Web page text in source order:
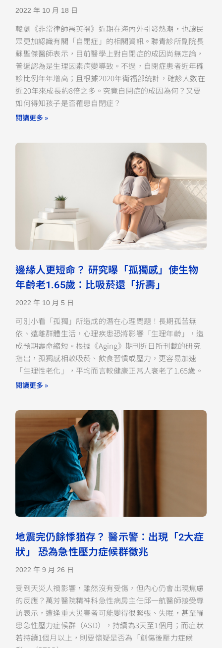
2022 年 10 月 18 日
韓劇《非常律師禹英禑》近期在海內外引發熱潮，也讓民
眾更加認識有關「自閉症」的相關資訊。聯青診所副院長
蘇聖傑醫師表示，目前醫學上對自閉症的成因尚無定論，
普遍認為是生理因素病變導致。不過，自閉症患者近年確
診比例年年增高；且根據2020年衛福部統計，確診人數在
近20年來成長約8倍之多。究竟自閉症的成因為何？又要
如何得知孩子是否罹患自閉症？
閱讀更多 »
邊緣人更短命？ 研究曝「孤獨感」使生物
年齡老1.65歲：比吸菸還「折壽」
2022 年 10 月 5 日
可別小看「孤獨」所造成的潛在心理問題！長期孤苦無
依、遠離群體生活，心理疾患恐將影響「生理年齡」，造
成預期壽命縮短。根據《Aging》期刊近日所刊載的研究
指出，孤獨感相較吸菸、飲食習慣或壓力，更容易加速
「生理性老化」，平均而言較健康正常人衰老了1.65歲。
閱讀更多 »
地震完仍餘悸猶存？ 醫示警：出現「2大症
狀」 恐為急性壓力症候群徵兆
2022 年 9 月 26 日
受到天災人禍影響，雖然沒有受傷，但內心仍會出現焦慮
的反應？萬芳醫院精神科急性病房主任邱一航醫師接受專
訪表示，遭逢重大災害者可能變得很緊張、失眠，甚至罹
患急性壓力症候群（ASD），持續為3天至1個月；而症狀
若持續1個月以上，則要懷疑是否為「創傷後壓力症候